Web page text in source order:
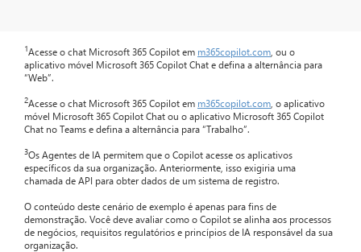
1Acesse o chat Microsoft 365 Copilot em m365copilot.com , ou o
aplicativo móvel Microsoft 365 Copilot Chat e defina a alternância para
“Web”.
2Acesse o chat Microsoft 365 Copilot em m365copilot.com , o aplicativo
móvel Microsoft 365 Copilot Chat ou o aplicativo Microsoft 365 Copilot
Chat no Teams e defina a alternância para “Trabalho”.
3Os Agentes de IA permitem que o Copilot acesse os aplicativos
específicos da sua organização. Anteriormente, isso exigiria uma
chamada de API para obter dados de um sistema de registro.
O conteúdo deste cenário de exemplo é apenas para fins de
demonstração. Você deve avaliar como o Copilot se alinha aos processos
de negócios, requisitos regulatórios e princípios de IA responsável da sua
organização.